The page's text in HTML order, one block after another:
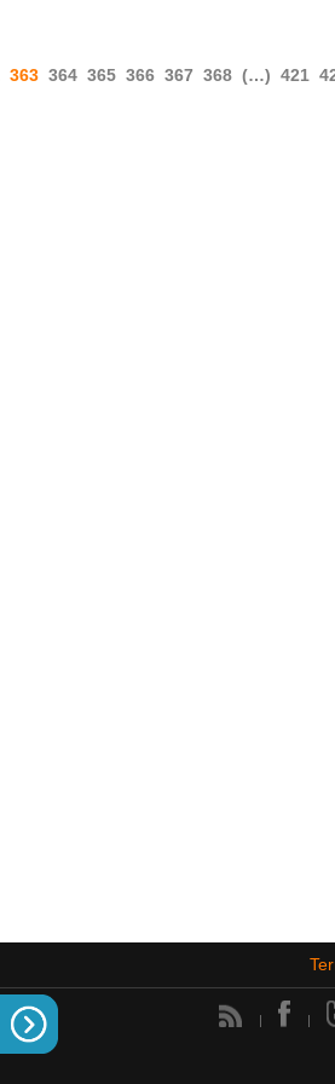
363 364 365 366 367 368 (…) 421